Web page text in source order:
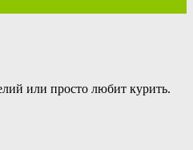
или просто любит курить.